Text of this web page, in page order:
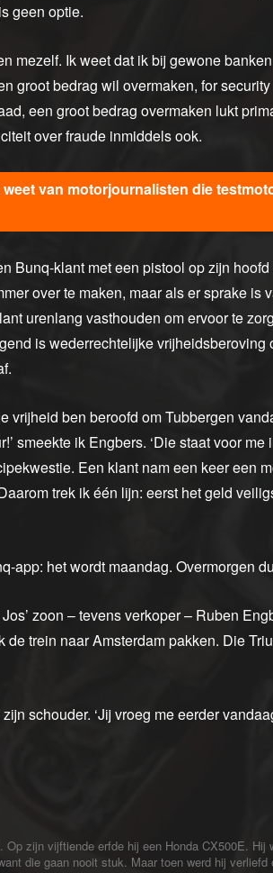
geen optie.
mezelf. Ik weet dat ik bij gewone
groot bedrag wil overmaken, for
een groot bedrag overmaken lukt
over fraude inmiddels ook.
weet van motorjournalisten die
Bunq-klant met een pistool op zijn
over te maken, maar als er sprake is
urenlang vasthouden om ervoor te
is wederrechtelijke vrijheidsberoving
vrijheid ben beroofd om Tubbergen
smeekte ik Engbers. ‘Die staat voor
Een klant nam een keer een
trek ik één lijn: eerst het geld
app: het wordt maandag. Overmorgen
zoon – tevens verkoper – Ruben
de trein naar Amsterdam pakken. Die
schouder. ‘Jij vroeg me eerder
Op zijn vijftiende erfde hij een Honda CX500E.
die gaan nooit stuk. Maar toen werd hij